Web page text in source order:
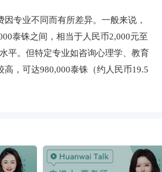
专业不同而有所差异。一般来说，
泰铢之间，相当于人民币2,000元至
平。但特定专业如咨询心理学、教育
，可达980,000泰铢（约人民币19.5